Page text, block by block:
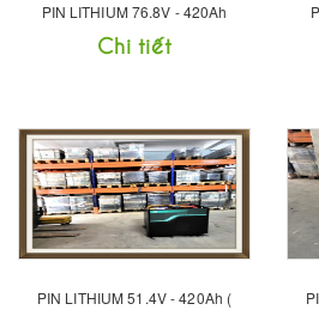
PIN LITHIUM 76.8V - 420Ah
Chi tiết
PIN LITHIUM 51.4V - 420Ah (